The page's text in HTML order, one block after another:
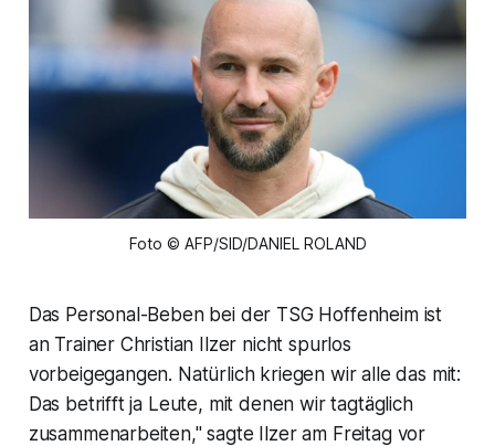
Foto © AFP/SID/DANIEL ROLAND
Das Personal-Beben bei der TSG Hoffenheim ist
an Trainer Christian Ilzer nicht spurlos
vorbeigegangen. Natürlich kriegen wir alle das mit:
Das betrifft ja Leute, mit denen wir tagtäglich
zusammenarbeiten," sagte Ilzer am Freitag vor